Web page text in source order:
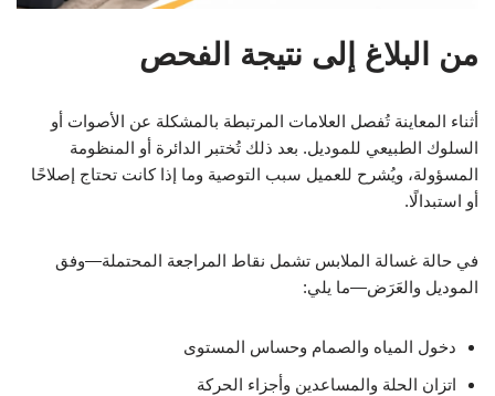
من البلاغ إلى نتيجة الفحص
أثناء المعاينة تُفصل العلامات المرتبطة بالمشكلة عن الأصوات أو
السلوك الطبيعي للموديل. بعد ذلك تُختبر الدائرة أو المنظومة
المسؤولة، ويُشرح للعميل سبب التوصية وما إذا كانت تحتاج إصلاحًا
أو استبدالًا.
في حالة غسالة الملابس تشمل نقاط المراجعة المحتملة—وفق
الموديل والعَرَض—ما يلي:
دخول المياه والصمام وحساس المستوى
اتزان الحلة والمساعدين وأجزاء الحركة